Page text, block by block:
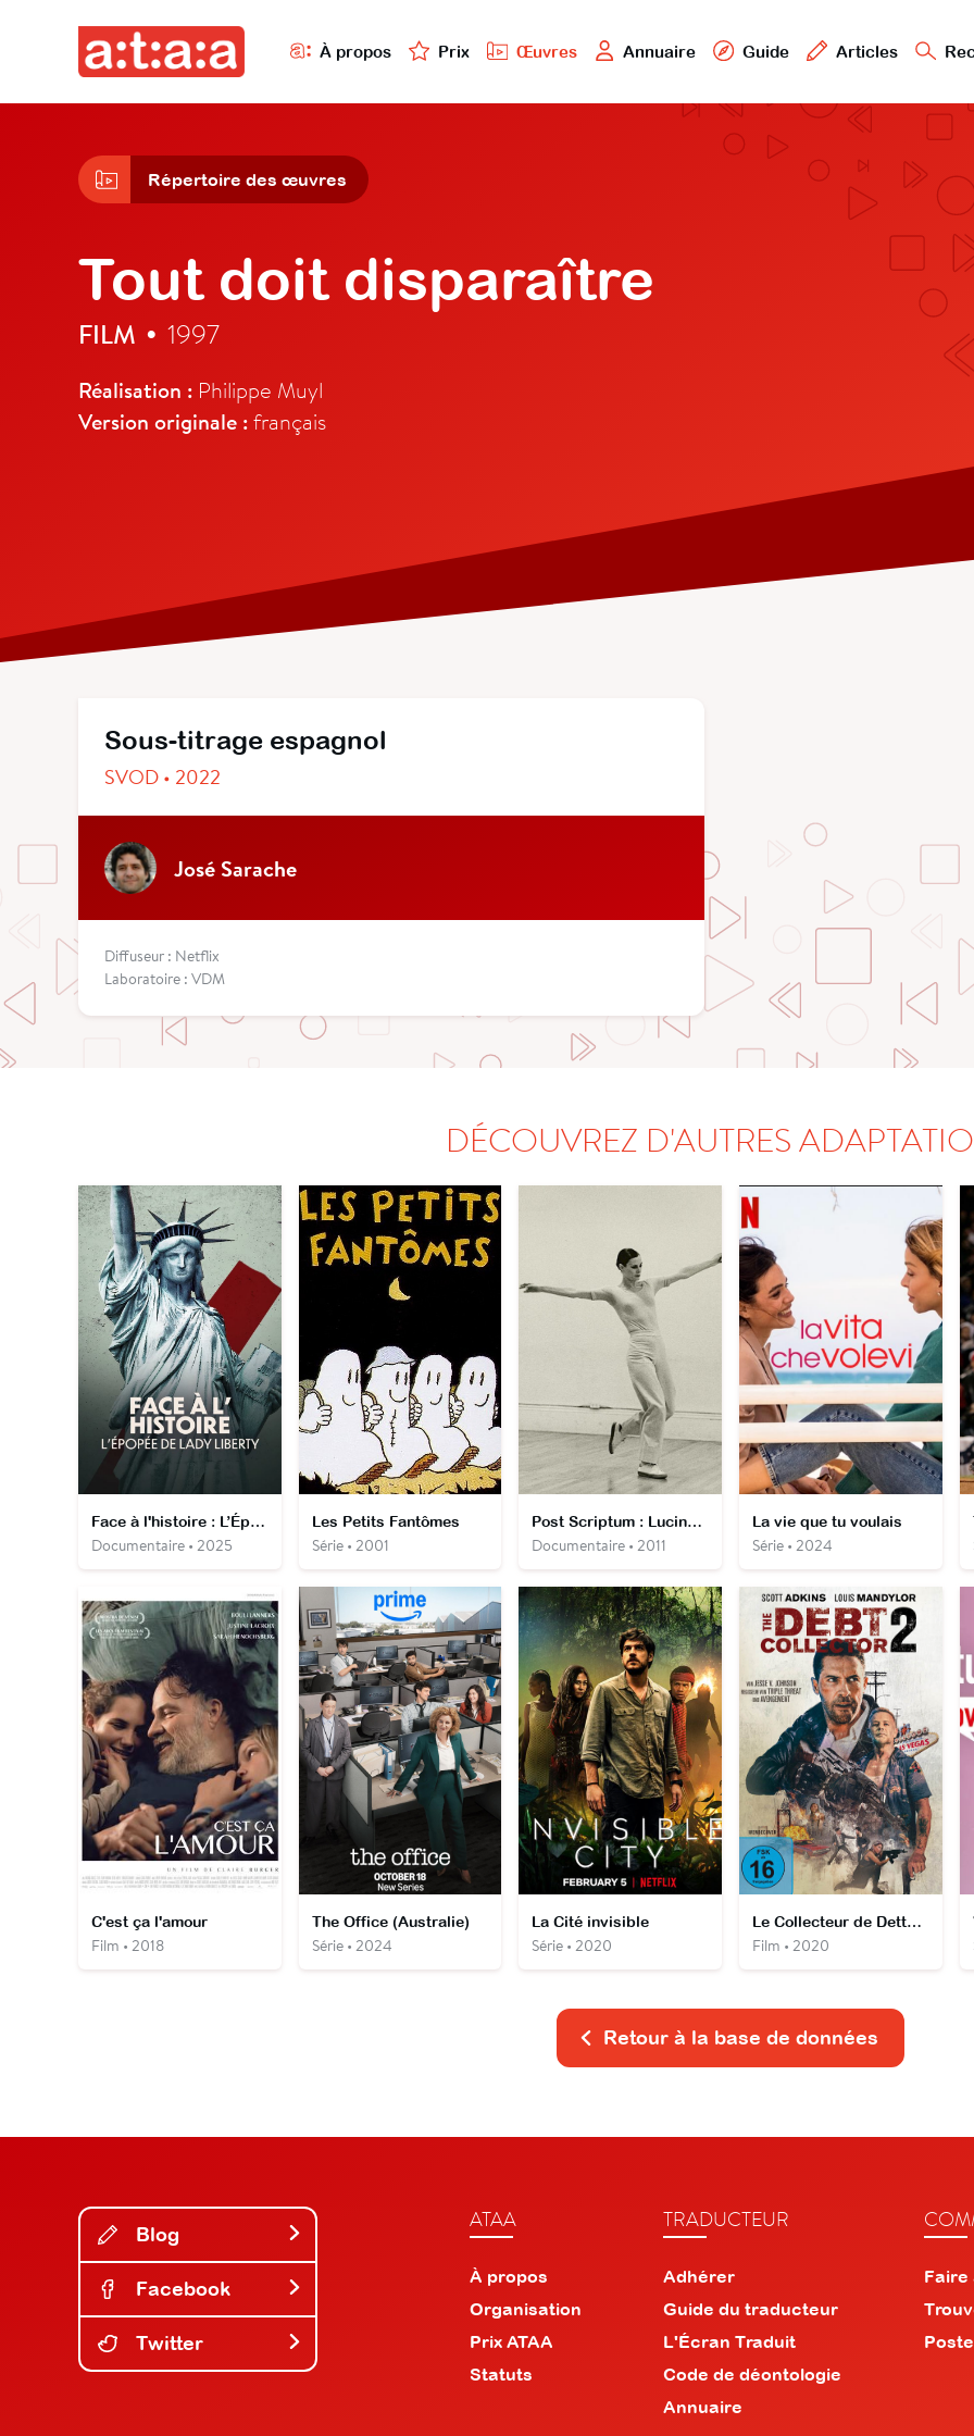
À propos Prix Œuvres Annuaire Guide Articles
Répertoire des œuvres
Tout doit disparaître
FILM • 1997
Réalisation : Philippe Muyl
Version originale :français
Sous-titrage espagnol
SVOD • 2022
José Sarache
Diffuseur : Netflix
Laboratoire : VDM
DÉCOUVREZ D'AUTRES
Face à l'histoire : L’Épopée de Lady Liberty
Documentaire • 2025
Les Petits Fantômes
Série • 2001
Post Scriptum : Lucinda Childs
Documentaire • 2011
La vie que tu voulais
Série • 2024
C'est ça l'amour
Film • 2018
The Office (Australie)
Série • 2024
La Cité invisible
Série • 2020
Le Collecteur de Dettes 2
Film • 2020
Retour à la base de données
Blog
Facebook
Twitter
ATAA
À propos
Organisation
Prix ATAA
Statuts
TRADUCTEUR
Adhérer
Guide du traducteur
L'Écran Traduit
Code de déontologie
Annuaire